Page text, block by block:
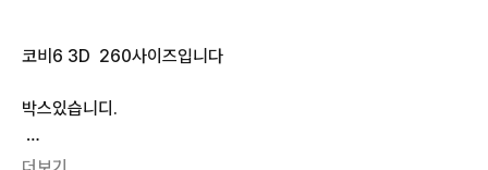
코비6 3D  260사이즈입니다
박스있습니디.
나이키당첨된제품입니다